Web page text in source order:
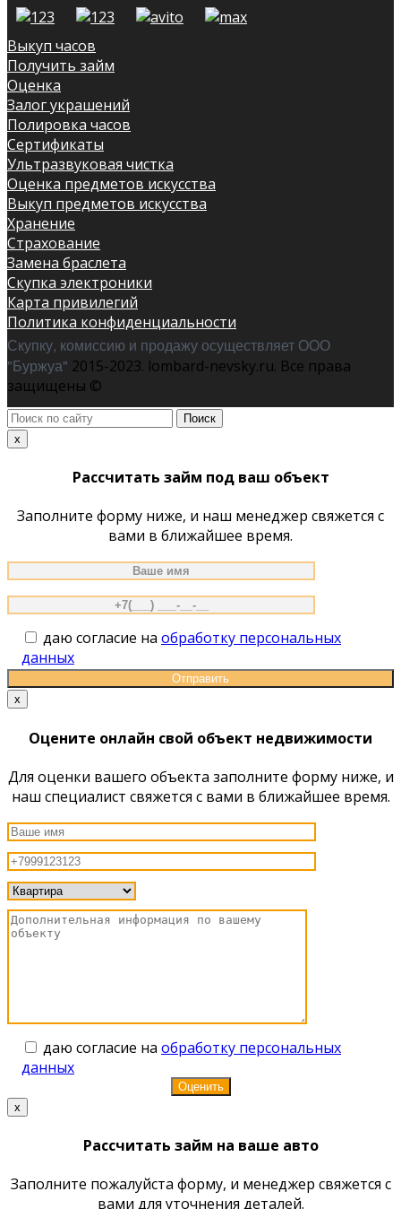
Выкуп часов
Получить займ
Оценка
Залог украшений
Полировка часов
Сертификаты
Ультразвуковая чистка
Оценка предметов искусства
Выкуп предметов искусства
Хранение
Страхование
Замена браслета
Скупка электроники
Карта привилегий
Политика конфиденциальности
Скупку, комиссию и продажу осуществляет ООО
"Буржуа" 2015-2023. lombard-nevsky.ru. Все права
защищены ©
Поиск
по
x
Рассчитать займ под ваш объект
Заполните форму ниже, и наш менеджер свяжется с
вами в ближайшее время.
даю согласие на обработку персональных
данных
x
Оцените онлайн свой объект недвижимости
Для оценки вашего объекта заполните форму ниже, и
наш специалист свяжется с вами в ближайшее время.
даю согласие на обработку персональных
данных
x
Рассчитать займ на ваше авто
Заполните пожалуйста форму, и менеджер свяжется с
вами для уточнения деталей.